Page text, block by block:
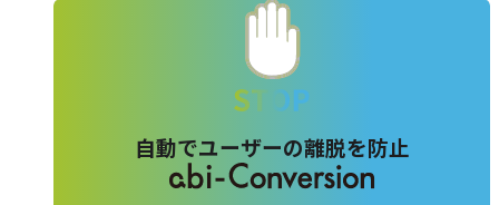
自動でユーザーの離脱を防止